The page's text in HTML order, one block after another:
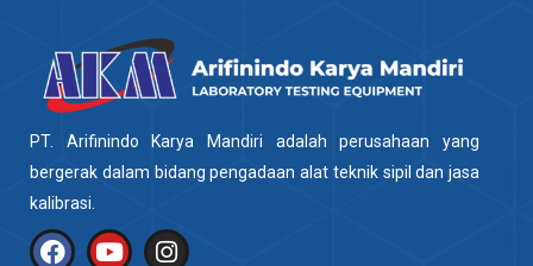
PT. Arifinindo Karya Mandiri adalah perusahaan yang
bergerak dalam bidang pengadaan alat teknik sipil dan jasa
kalibrasi.